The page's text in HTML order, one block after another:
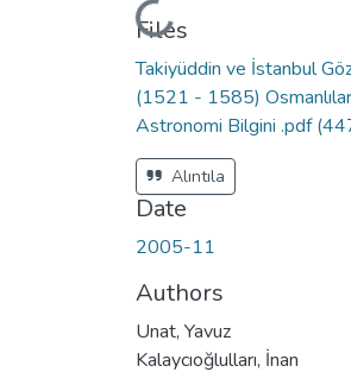
Loading...
Files
Takiyüddin ve İstanbul
(1521 - 1585)
Astronomi Bilgini .pdf
Alıntıla
Date
2005-11
Authors
Unat, Yavuz
Kalaycıoğlulları, İnan